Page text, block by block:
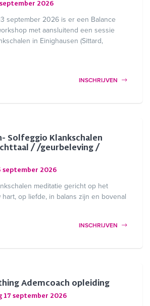
2026
september 2026 is er een Balance
met aansluitend een sessie
in Einighausen (Sittard,
INSCHRIJVEN
Solfeggio Klankschalen
/ /geurbeleving /
september 2026
meditatie gericht op het
op liefde, in balans zijn en bovenal
INSCHRIJVEN
Ademcoach opleiding
17 september 2026